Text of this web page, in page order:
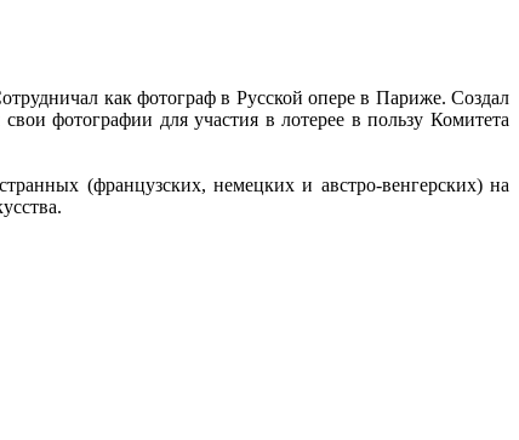
как фотограф в Русской опере в Париже. Создал
фотографии для участия в лотерее в пользу Комитета
(французских, немецких и австро-венгерских) на